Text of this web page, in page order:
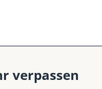
verpassen